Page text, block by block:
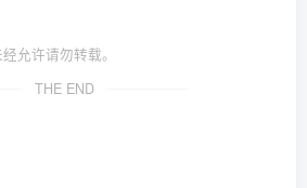
允许请勿转载。
THE END